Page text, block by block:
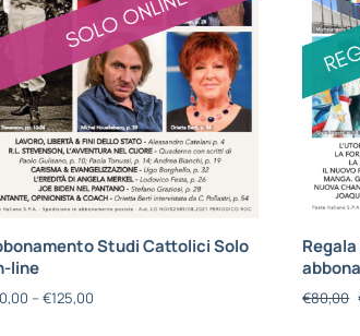
Studi Cattolici Solo
line
– €125,00 €80,00